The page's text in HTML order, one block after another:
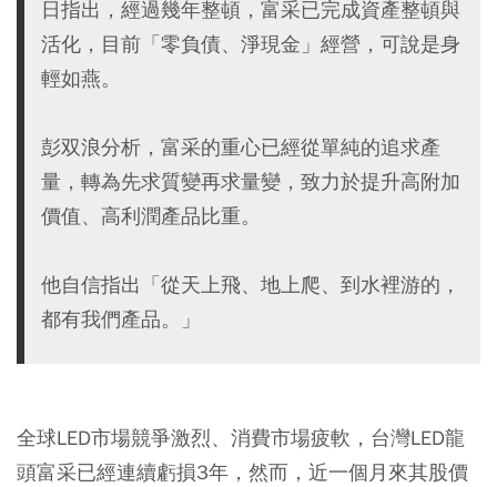
日指出，經過幾年整頓，富采已完成資產整頓與
活化，目前「零負債、淨現金」經營，可說是身
輕如燕。
彭双浪分析，富采的重心已經從單純的追求產
量，轉為先求質變再求量變，致力於提升高附加
價值、高利潤產品比重。
他自信指出「從天上飛、地上爬、到水裡游的，
都有我們產品。」
全球LED市場競爭激烈、消費市場疲軟，台灣LED龍
頭富采已經連續虧損3年，然而，近一個月來其股價